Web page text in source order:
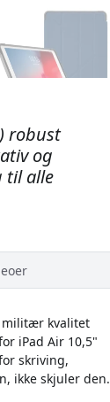
robust
og
til alle
militær kvalitet
iPad Air 10,5"
skriving,
ikke skjuler den.